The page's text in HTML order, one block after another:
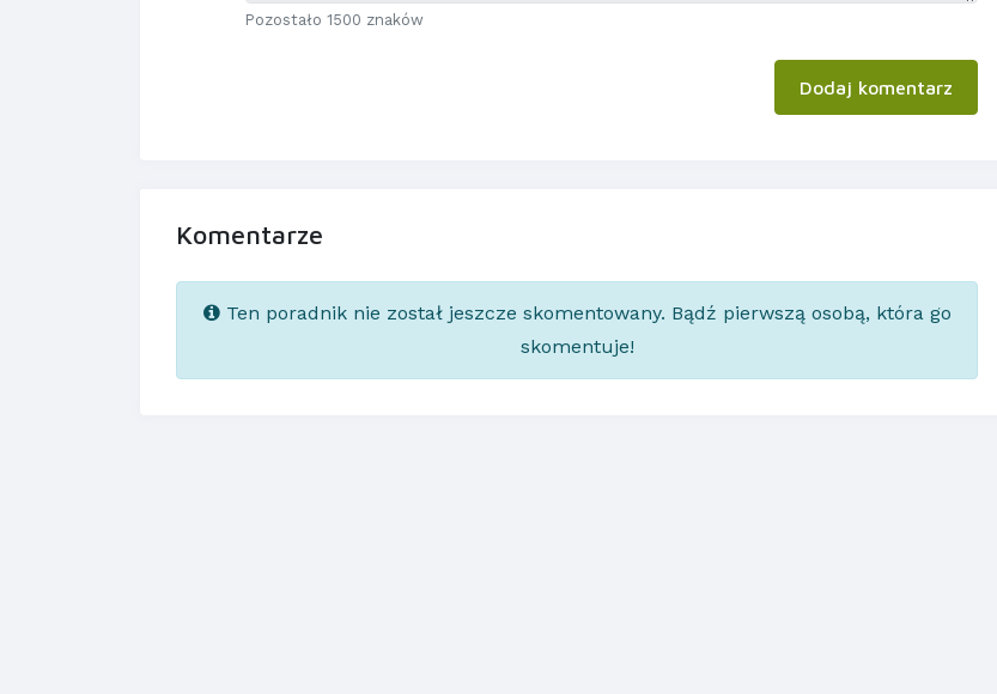
Pozostało 1500 znaków
Dodaj komentarz
Komentarze
Ten poradnik nie został jeszcze skomentowany. Bądź pierwszą osobą, która go
skomentuje!